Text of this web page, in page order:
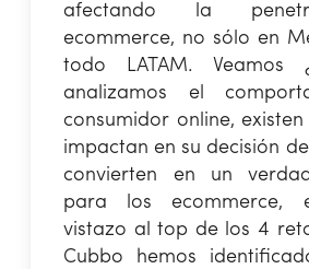
afectando la
ecommerce, no sólo en
todo LATAM. Veamos
analizamos el
consumidor online,
impactan en su decisión
convierten en un
para los ecommerce,
vistazo al top de los 4
Cubbo hemos